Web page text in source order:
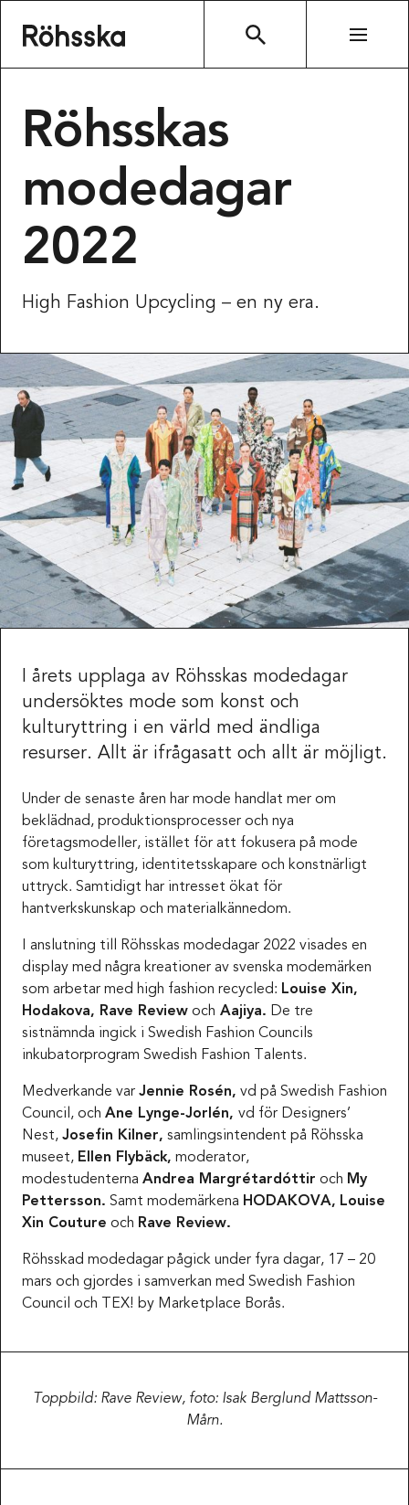
Röhsskas
modedagar
2022
High Fashion Upcycling – en ny era.
I årets upplaga av Röhsskas modedagar
undersöktes mode som konst och
kulturyttring i en värld med ändliga
resurser. Allt är ifrågasatt och allt är möjligt.
Under de senaste åren har mode handlat mer om
beklädnad, produktionsprocesser och nya
företagsmodeller, istället för att fokusera på mode
som kulturyttring, identitetsskapare och konstnärligt
uttryck. Samtidigt har intresset ökat för
hantverkskunskap och materialkännedom.
I anslutning till Röhsskas modedagar 2022 visades en
display med några kreationer av svenska modemärken
som arbetar med high fashion recycled: Louise Xin,
Hodakova, Rave Review och Aajiya. De tre
sistnämnda ingick i Swedish Fashion Councils
inkubatorprogram Swedish Fashion Talents.
Medverkande var Jennie Rosén, vd på Swedish Fashion
Council, och Ane Lynge-Jorlén, vd för Designers’
Nest, Josefin Kilner, samlingsintendent på Röhsska
museet, Ellen Flybäck, moderator,
modestudenterna Andrea Margrétardóttir och My
Pettersson. Samt modemärkena HODAKOVA, Louise
Xin Couture och Rave Review.
Röhsskad modedagar pågick under fyra dagar, 17 – 20
mars och gjordes i samverkan med Swedish Fashion
Council och TEX! by Marketplace Borås.
Toppbild: Rave Review, foto: Isak Berglund Mattsson-
Mårn.